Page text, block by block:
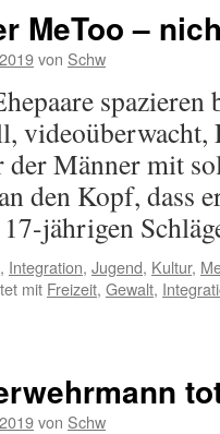
MeToo –
von Schw
videoüberwacht,
Männer mit
den Kopf, dass
17-jährigen
, Integration, Jugend, Kultur,
mit Freizeit, Gewalt,
von Schw